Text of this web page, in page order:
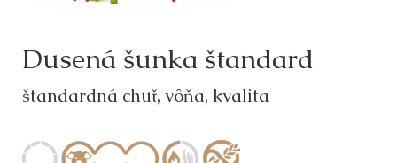
Dusená šunka štandard
štandardná chuť, vôňa, kvalita